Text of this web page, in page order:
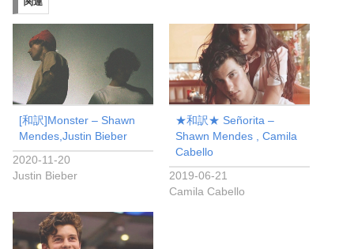
[和訳]Monster – Shawn
Mendes,Justin Bieber
2020-11-20
Justin Bieber
★和訳★ Señorita –
Shawn Mendes , Camila
Cabello
2019-06-21
Camila Cabello